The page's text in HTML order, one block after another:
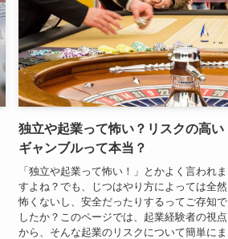
独立や起業って怖い？リスクの高い
ギャンブルって本当？
「独立や起業って怖い！」とかよく言われま
すよね？でも、じつはやり方によっては全然
怖くないし、安全だったりするってご存知で
したか？このページでは、起業経験者の視点
から、そんな起業のリスクについて簡単にま